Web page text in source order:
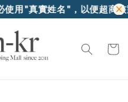
姓名"，以便超商核對身份證